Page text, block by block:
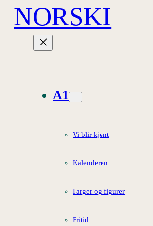
Hopp
innhold
NORSKI
A1
Vi blir kjent
Kalenderen
Farger og figurer
Fritid